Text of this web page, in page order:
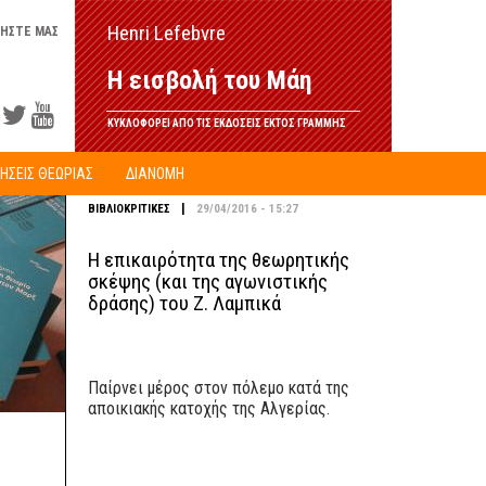
ΜΑΣ Henri Lefebvre
Η εισβολή του Μάη
ΚΥΚΛΟΦΟΡΕΙ ΑΠΟ ΤΙΣ ΕΚΔΟΣΕΙΣ ΕΚΤΟΣ ΓΡΑΜΜΗΣ
ΘΕΩΡΙΑΣ ΔΙΑΝΟΜΗ
ΒΙΒΛΙΟΚΡΙΤΙΚΕΣ 29/04/2016 - 15:27
Η επικαιρότητα της θεωρητικής
σκέψης (και της αγωνιστικής
δράσης) του Ζ. Λαμπικά
Παίρνει μέρος στον πόλεμο κατά της
αποικιακής κατοχής της Αλγερίας.